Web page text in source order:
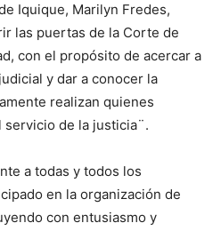
Iquique, Marilyn Fredes,
las puertas de la Corte de
con el propósito de acercar a
y dar a conocer la
realizan quienes
de la justicia¨.
a todas y todos los
en la organización de
con entusiasmo y